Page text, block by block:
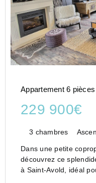
Appartement 6
229 900€
3 chambres
Dans une petite
découvrez ce splendide appartement de 6 pièces
à Saint-Avold, idéal